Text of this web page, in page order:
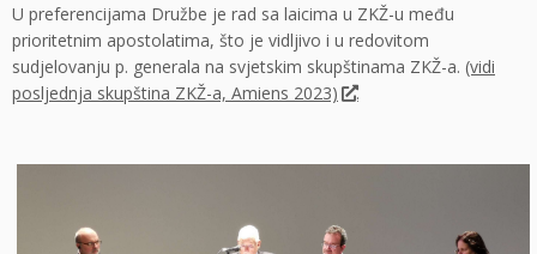
U preferencijama Družbe je rad sa laicima u ZKŽ-u među
prioritetnim apostolatima, što je vidljivo i u redovitom
sudjelovanju p. generala na svjetskim skupštinama ZKŽ-a. (vidi
posljednja skupština ZKŽ-a, Amiens 2023)
.